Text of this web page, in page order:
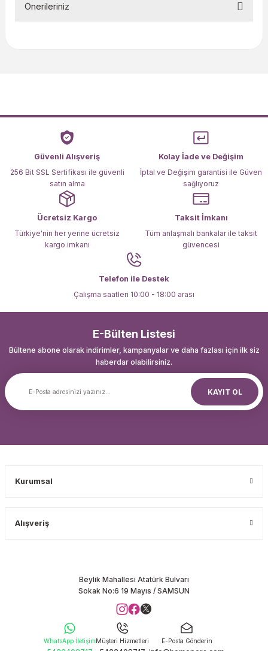
Önerileriniz
Ürün açıklamasında eksik bilgiler bulunuyor.
Ürün bilgilerinde hatalar bulunuyor.
Ürün fiyatı diğer sitelerden daha pahalı.
Bu ürüne benzer farklı alternatifler olmalı.
Güvenli Alışveriş
256 Bit SSL Sertifikası ile güvenli
satın alma
Kolay İade ve Değişim
İptal ve Değişim garantisi ile Güven
sağlıyoruz
Ücretsiz Kargo
Türkiye'nin her yerine ücretsiz
kargo imkanı
Taksit İmkanı
Tüm anlaşmalı bankalar ile taksit
güvencesi
Telefon ile Destek
Çalışma saatleri 10:00 - 18:00 arası
E-Bülten Listesi
Bültene abone olarak indirimler, kampanyalar ve daha fazlası için ilk siz
haberdar olabilirsiniz.
KAYIT OL
Kurumsal
Alışveriş
Beylik Mahallesi Atatürk Bulvarı
Sokak No:6 19 Mayıs / SAMSUN
WhatsApp İletişimMüşteri Hizmetleri E-Posta Gönderin